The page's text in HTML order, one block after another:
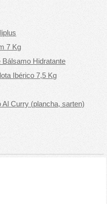
7 Kg
Bálsamo Hidratante
Ibérico 7,5 Kg
Curry (plancha, sarten)